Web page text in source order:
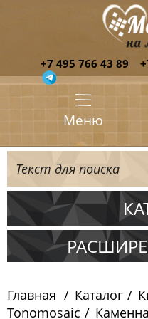
+7 495 766 43 89
Меню
Испания
Китай
Главная Каталог
Tonomosaic